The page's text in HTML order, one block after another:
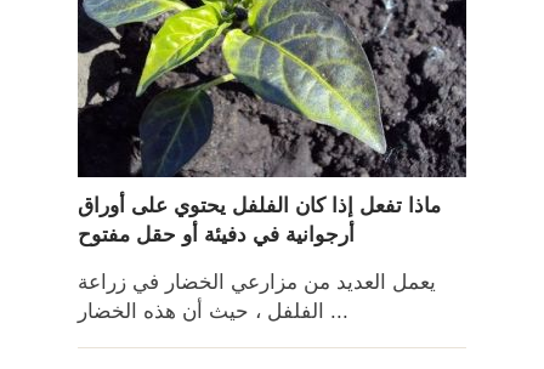
ماذا تفعل إذا كان الفلفل يحتوي على أوراق
أرجوانية في دفيئة أو حقل مفتوح
يعمل العديد من مزارعي الخضار في زراعة
الفلفل ، حيث أن هذه الخضار ...